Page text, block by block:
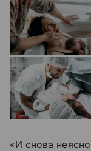
«И снова